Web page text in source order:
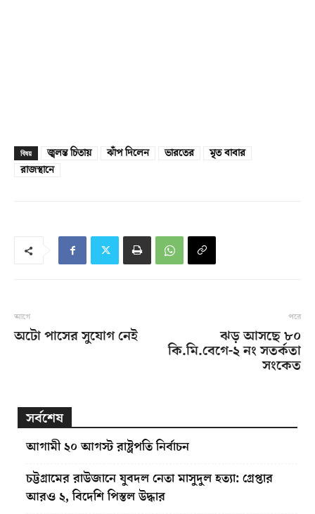
বিষয় জ্বলন্ত চিতায় ঝাঁপ দিলেন ভারতের
মৃত বাবার
রাজস্থানে
আগে
অটো পাসের সুযোগ নেই
পরে
ঝড় আসছে ৮০
কি.মি.বেগে-২ নং সতর্কতা
সংকেত
সর্বশেষ
আগামী ২০ আগস্ট রাষ্ট্রপতি নির্বাচন
চট্টগ্রামের রাউজানে যুবদল নেতা মাসুদুল হত্যা: গ্রেপ্তার
আরও ২, বিদেশি পিস্তল উদ্ধার